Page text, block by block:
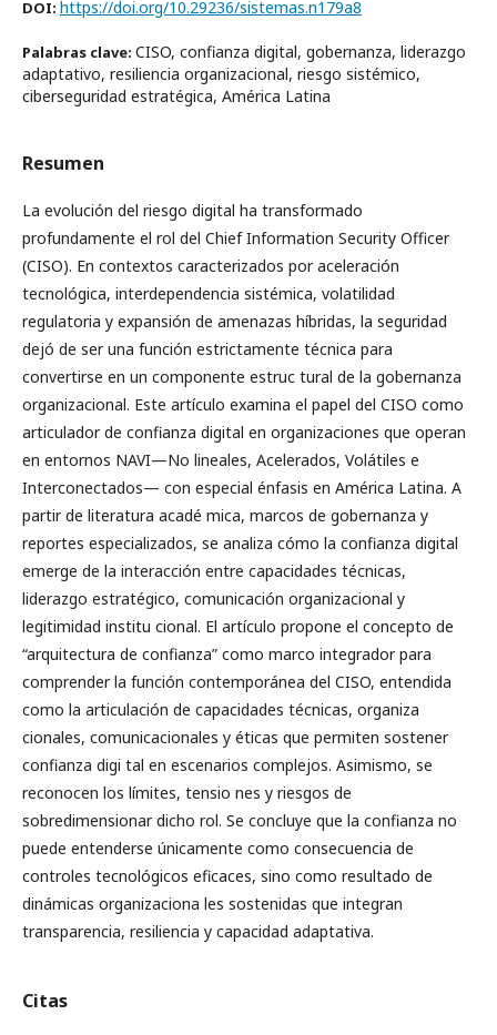
DOI: https://doi.org/10.29236/sistemas.n179a8
Palabras clave: CISO, confianza digital, gobernanza, liderazgo
adaptativo, resiliencia organizacional, riesgo sistémico,
ciberseguridad estratégica, América Latina
Resumen
La evolución del riesgo digital ha transformado
profundamente el rol del Chief Information Security Officer
(CISO). En contextos caracterizados por aceleración
tecnológica, interdependencia sistémica, volatilidad
regulatoria y expansión de amenazas híbridas, la seguridad
dejó de ser una función estrictamente técnica para
convertirse en un componente estruc tural de la gobernanza
organizacional. Este artículo examina el papel del CISO como
articulador de confianza digital en organizaciones que operan
en entornos NAVI—No lineales, Acelerados, Volátiles e
Interconectados— con especial énfasis en América Latina. A
partir de literatura acadé mica, marcos de gobernanza y
reportes especializados, se analiza cómo la confianza digital
emerge de la interacción entre capacidades técnicas,
liderazgo estratégico, comunicación organizacional y
legitimidad institu cional. El artículo propone el concepto de
“arquitectura de confianza” como marco integrador para
comprender la función contemporánea del CISO, entendida
como la articulación de capacidades técnicas, organiza
cionales, comunicacionales y éticas que permiten sostener
confianza digi tal en escenarios complejos. Asimismo, se
reconocen los límites, tensio nes y riesgos de
sobredimensionar dicho rol. Se concluye que la confianza no
puede entenderse únicamente como consecuencia de
controles tecnológicos eficaces, sino como resultado de
dinámicas organizaciona les sostenidas que integran
transparencia, resiliencia y capacidad adaptativa.
Citas